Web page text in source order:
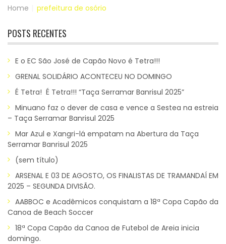
Home prefeitura de osório
POSTS RECENTES
E o EC São José de Capão Novo é Tetra!!!
GRENAL SOLIDÁRIO ACONTECEU NO DOMINGO
É Tetra! É Tetra!!! “Taça Serramar Banrisul 2025”
Minuano faz o dever de casa e vence a Sestea na estreia
– Taça Serramar Banrisul 2025
Mar Azul e Xangri-lá empatam na Abertura da Taça
Serramar Banrisul 2025
(sem título)
ARSENAL E 03 DE AGOSTO, OS FINALISTAS DE TRAMANDAÍ EM
2025 – SEGUNDA DIVISÃO.
AABBOC e Acadêmicos conquistam a 18ª Copa Capão da
Canoa de Beach Soccer
18ª Copa Capão da Canoa de Futebol de Areia inicia
domingo.